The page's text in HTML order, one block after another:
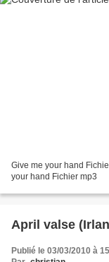
Give me your hand
your hand Fichier mp3
April valse
Publié le 03/03/2010 à